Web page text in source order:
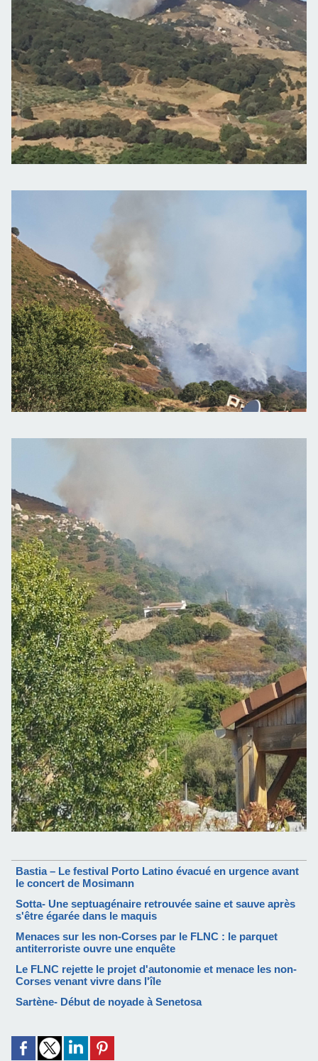
Bastia – Le festival Porto Latino évacué en urgence avant
le concert de Mosimann
Sotta- Une septuagénaire retrouvée saine et sauve après
s'être égarée dans le maquis
Menaces sur les non-Corses par le FLNC : le parquet
antiterroriste ouvre une enquête
Le FLNC rejette le projet d'autonomie et menace les non-
Corses venant vivre dans l'île
Sartène- Début de noyade à Senetosa